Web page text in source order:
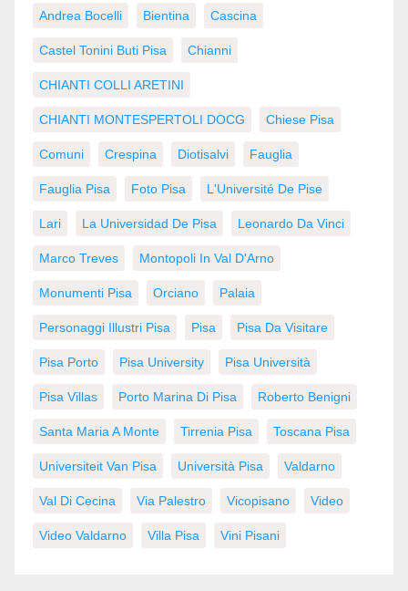
Andrea Bocelli Bientina Cascina
Castel Tonini Buti Pisa Chianni
CHIANTI COLLI ARETINI
CHIANTI MONTESPERTOLI DOCG Chiese Pisa
Comuni Crespina Diotisalvi Fauglia
Fauglia Pisa Foto Pisa L'Université De Pise
Lari La Universidad De Pisa Leonardo Da Vinci
Marco Treves Montopoli In Val D'Arno
Monumenti Pisa Orciano Palaia
Personaggi Illustri Pisa Pisa Pisa Da Visitare
Pisa Porto Pisa University Pisa Università
Pisa Villas Porto Marina Di Pisa Roberto Benigni
Santa Maria A Monte Tirrenia Pisa Toscana Pisa
Universiteit Van Pisa Università Pisa Valdarno
Val Di Cecina Via Palestro Vicopisano Video
Video Valdarno Villa Pisa Vini Pisani